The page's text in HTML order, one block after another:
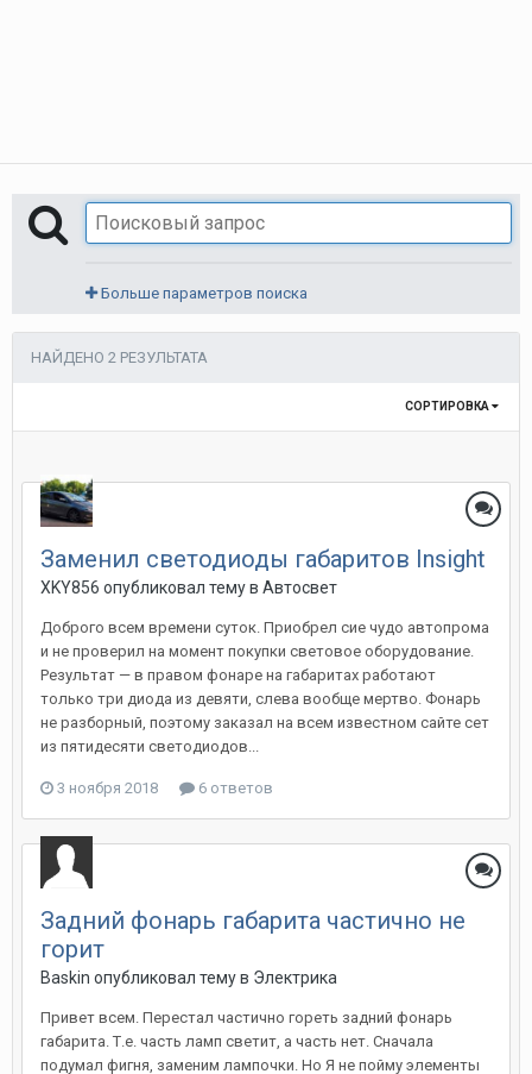
Больше параметров поиска
НАЙДЕНО 2 РЕЗУЛЬТАТА
СОРТИРОВКА
Заменил светодиоды габаритов Insight
XKY856 опубликовал тему в Автосвет
Доброго всем времени суток. Приобрел сие чудо автопрома
и не проверил на момент покупки световое оборудование.
Результат — в правом фонаре на габаритах работают
только три диода из девяти, слева вообще мертво. Фонарь
не разборный, поэтому заказал на всем известном сайте сет
из пятидесяти светодиодов...
3 ноября 2018 6 ответов
Задний фонарь габарита частично не
горит
Baskin опубликовал тему в Электрика
Привет всем. Перестал частично гореть задний фонарь
габарита. Т.е. часть ламп светит, а часть нет. Сначала
подумал фигня, заменим лампочки. Но Я не пойму элементы